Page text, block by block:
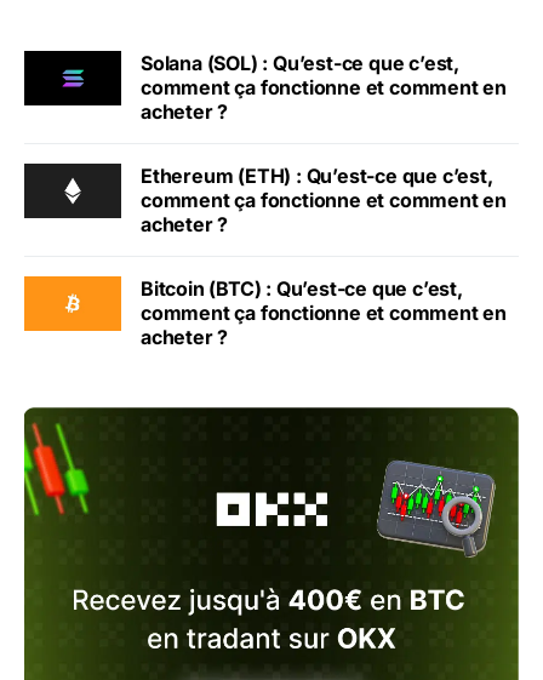
Solana (SOL) : Qu’est-ce que c’est,
comment ça fonctionne et comment en
acheter ?
Ethereum (ETH) : Qu’est-ce que c’est,
comment ça fonctionne et comment en
acheter ?
Bitcoin (BTC) : Qu’est-ce que c’est,
comment ça fonctionne et comment en
acheter ?